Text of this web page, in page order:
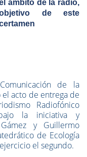
ámbito de la radio,
de este
de la
acto de entrega de
Radiofónico
bajo la iniciativa y
y Guillermo
de Ecología
el segundo.